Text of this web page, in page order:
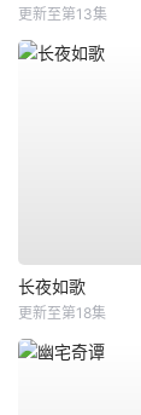
更新至第13集
长夜如歌
更新至第18集